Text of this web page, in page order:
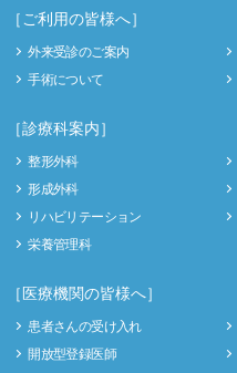
［ご利用の皆様へ］
外来受診のご案内
手術について
［診療科案内］
整形外科
形成外科
リハビリテーション
栄養管理科
［医療機関の皆様へ］
患者さんの受け入れ
開放型登録医師